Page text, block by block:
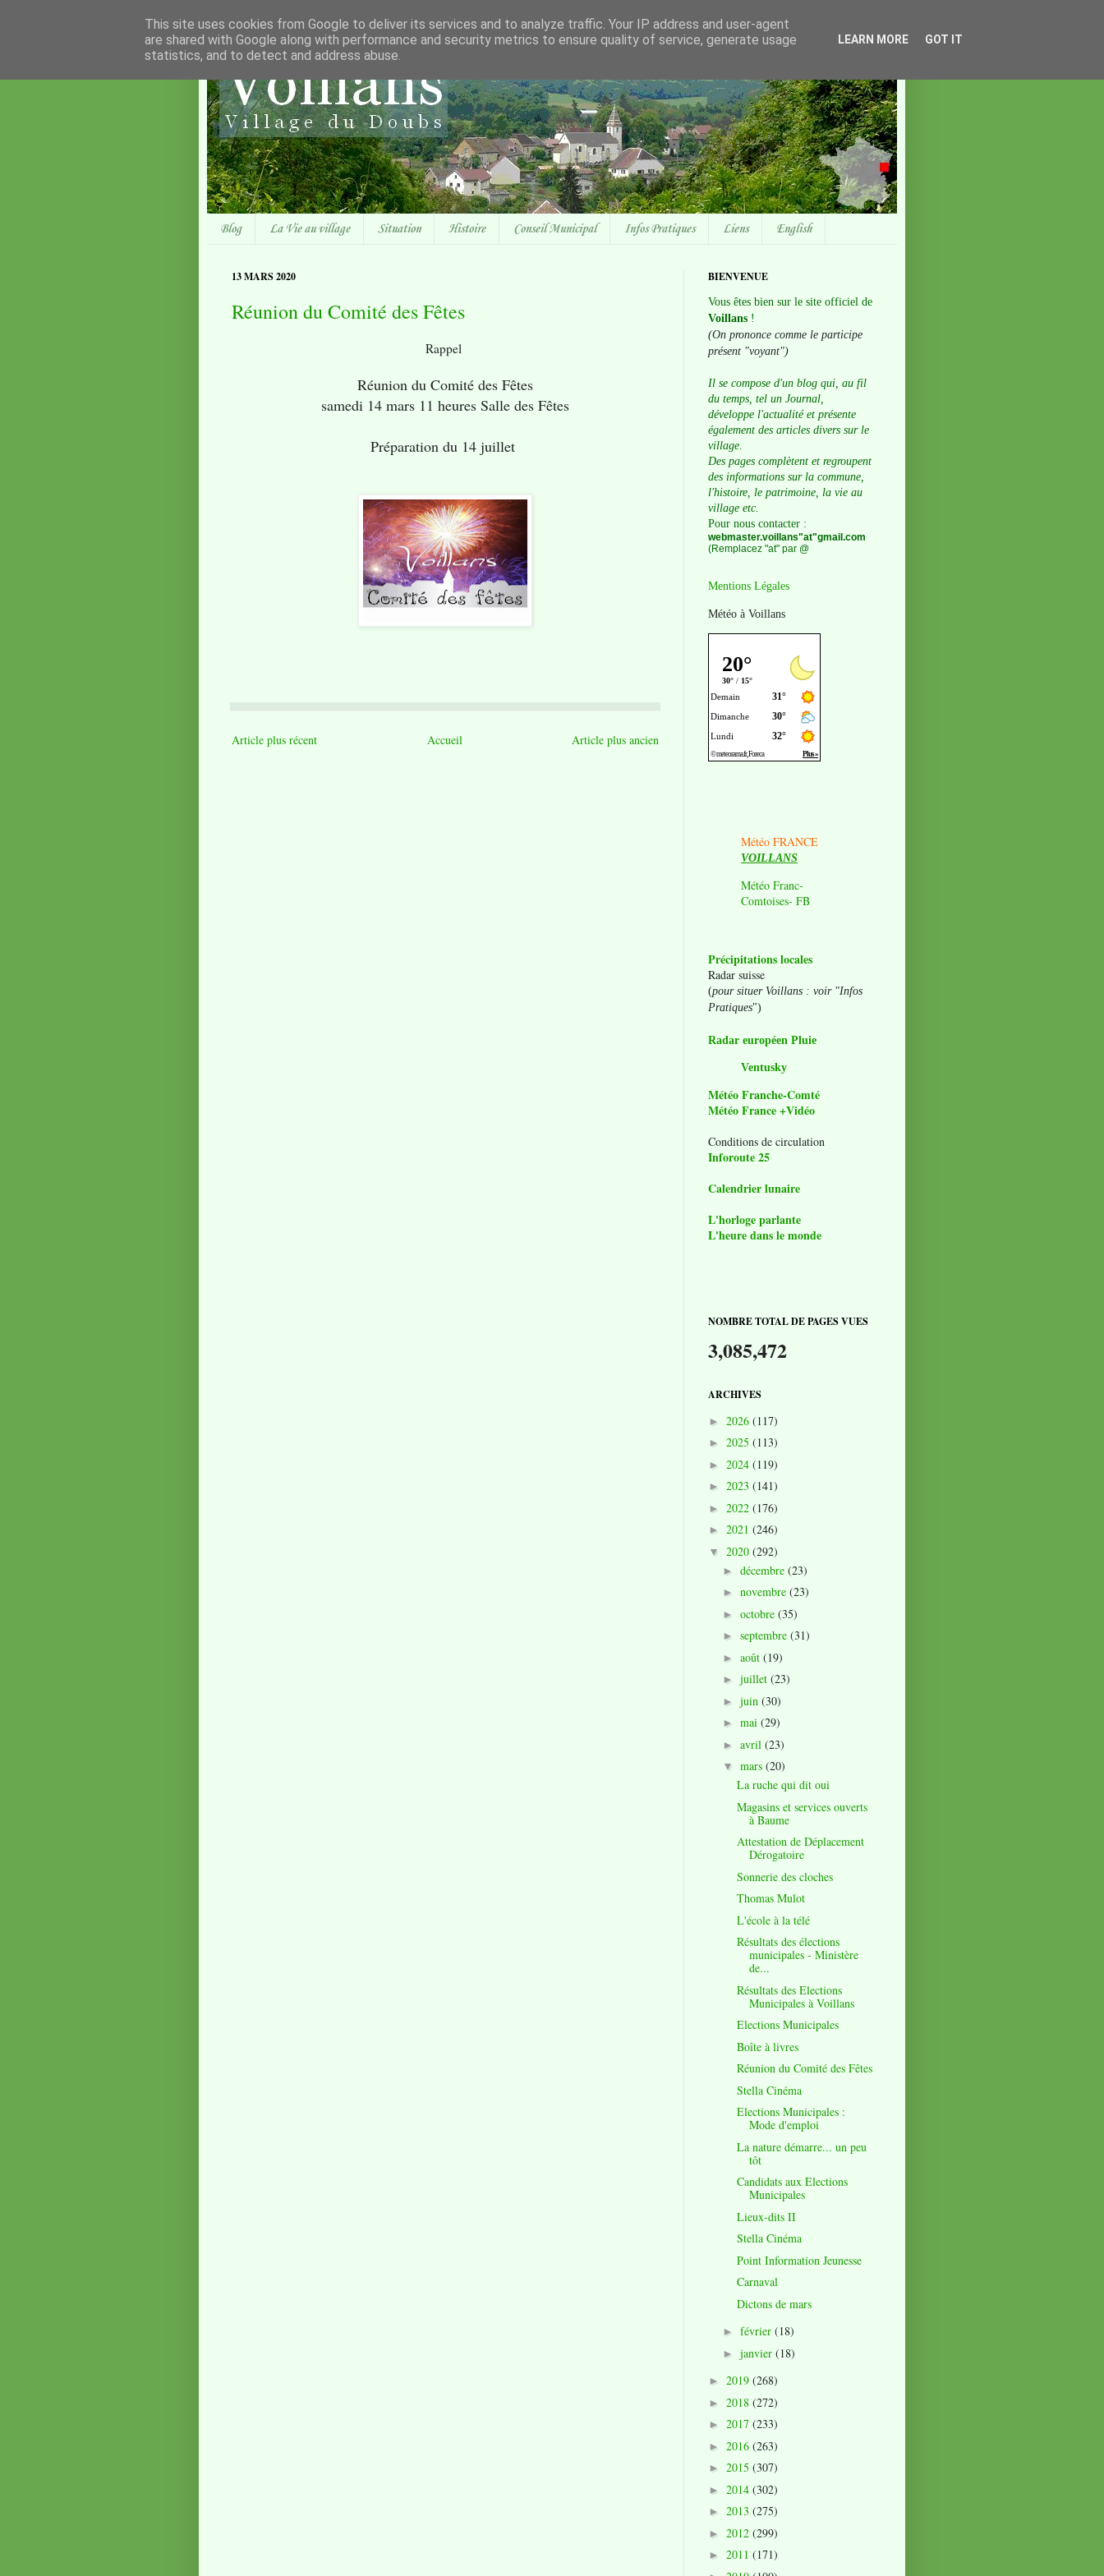
Blog La Vie au village Situation Histoire Conseil Municipal Infos Pratiques Liens English
13 MARS 2020
Réunion du Comité des Fêtes
Rappel
Réunion du Comité des Fêtes
samedi 14 mars 11 heures Salle des Fêtes
Préparation du 14 juillet
Article plus récent Article plus ancien
Accueil
BIENVENUE
Vous êtes bien sur le site officiel de
Voillans !
(On prononce comme le participe
présent "voyant")
Il se compose d'un blog qui, au fil
du temps, tel un Journal,
développe l'actualité et présente
également des articles divers sur le
village.
Des pages complètent et regroupent
des informations sur la commune,
l'histoire, le patrimoine, la vie au
village etc.
Pour nous contacter :
webmaster.voillans"at"gmail.com
(Remplacez "at" par @
Mentions Légales
Météo à Voillans
Météo FRANCE
VOILLANS
Météo Franc-
Comtoises- FB
Précipitations locales
Radar suisse
(pour situer Voillans : voir "Infos
Pratiques")
Radar européen Pluie
Ventusky
Météo Franche-Comté
Météo France +Vidéo
Conditions de circulation
Inforoute 25
Calendrier lunaire
L'horloge parlante
L'heure dans le monde
NOMBRE TOTAL DE PAGES VUES
3,085,472
ARCHIVES
► 2026 (117)
► 2025 (113)
► 2024 (119)
► 2023 (141)
► 2022 (176)
► 2021 (246)
▼ 2020 (292)
► décembre (23)
► novembre (23)
► octobre (35)
► septembre (31)
► août (19)
► juillet (23)
► juin (30)
► mai (29)
► avril (23)
▼ mars (20)
La ruche qui dit oui
Magasins et services ouverts
à Baume
Attestation de Déplacement
Dérogatoire
Sonnerie des cloches
Thomas Mulot
L'école à la télé
Résultats des élections
municipales - Ministère
de...
Résultats des Elections
Municipales à Voillans
Elections Municipales
Boîte à livres
Réunion du Comité des Fêtes
Stella Cinéma
Elections Municipales :
Mode d'emploi
La nature démarre... un peu
tôt
Candidats aux Elections
Municipales
Lieux-dits II
Stella Cinéma
Point Information Jeunesse
Carnaval
Dictons de mars
► février (18)
► janvier (18)
► 2019 (268)
► 2018 (272)
► 2017 (233)
► 2016 (263)
► 2015 (307)
► 2014 (302)
► 2013 (275)
► 2012 (299)
► 2011 (171)
This site uses cookies from Google to deliver its services and to analyze traffic. Your IP address and user-agent
are shared with Google along with performance and security metrics to ensure quality of service, generate usage
statistics, and to detect and address abuse.
LEARN MORE GOT IT